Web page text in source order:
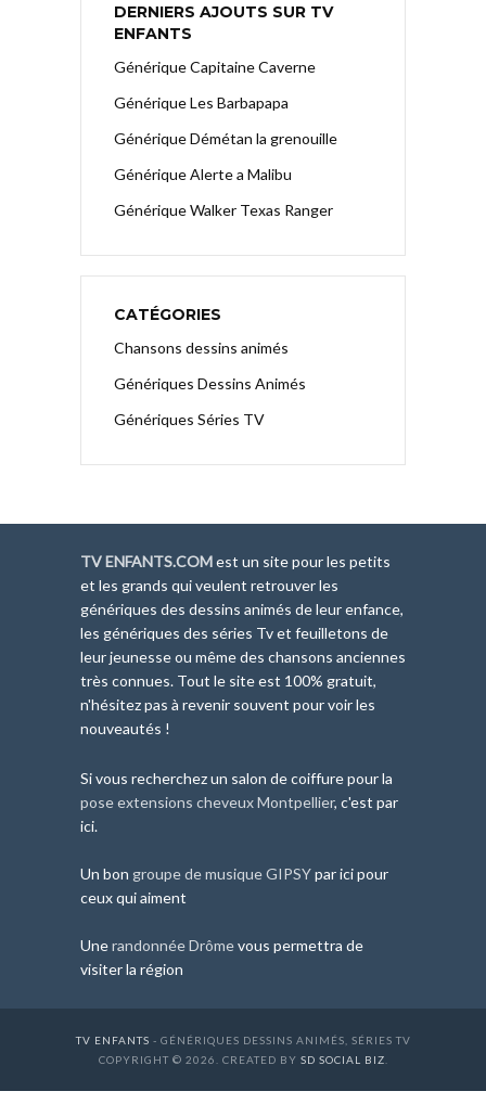
DERNIERS AJOUTS SUR TV
ENFANTS
Générique Capitaine Caverne
Générique Les Barbapapa
Générique Démétan la grenouille
Générique Alerte a Malibu
Générique Walker Texas Ranger
CATÉGORIES
Chansons dessins animés
Génériques Dessins Animés
Génériques Séries TV
TV ENFANTS.COMest un site pour les petits
et les grands qui veulent retrouver les
génériques des dessins animés de leur enfance,
les génériques des séries Tv et feuilletons de
leur jeunesse ou même des chansons anciennes
très connues. Tout le site est 100% gratuit,
n'hésitez pas à revenir souvent pour voir les
nouveautés !
Si vous recherchez un salon de coiffure pour la
pose extensions cheveux Montpellier, c'est par
ici.
Un bon groupe de musique GIPSYpar ici pour
ceux qui aiment
Unerandonnée Drômevous permettra de
visiter la région
TV ENFANTS - GÉNÉRIQUES DESSINS ANIMÉS, SÉRIES TV
COPYRIGHT © 2026. CREATED BY SD SOCIAL BIZ